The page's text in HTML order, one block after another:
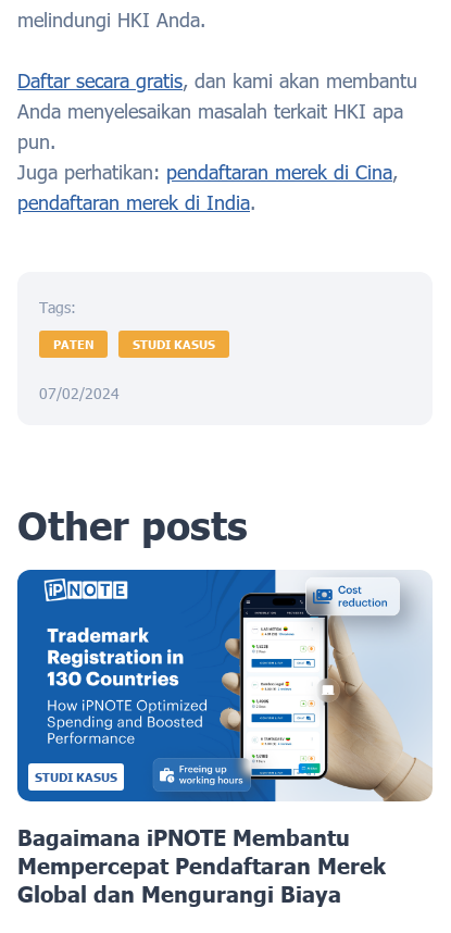
melindungi HKI Anda.
Daftar secara gratis, dan kami akan membantu
Anda menyelesaikan masalah terkait HKI apa
pun.
Juga perhatikan: pendaftaran merek di Cina,
pendaftaran merek di India.
Tags:
PATEN STUDI KASUS
07/02/2024
Other posts
STUDI KASUS
Bagaimana iPNOTE Membantu
Mempercepat Pendaftaran Merek
Global dan Mengurangi Biaya